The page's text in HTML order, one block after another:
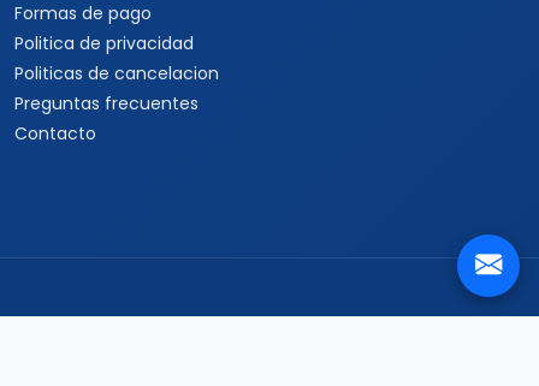
Formas de pago
Politica de privacidad
Politicas de cancelacion
Preguntas frecuentes
Contacto